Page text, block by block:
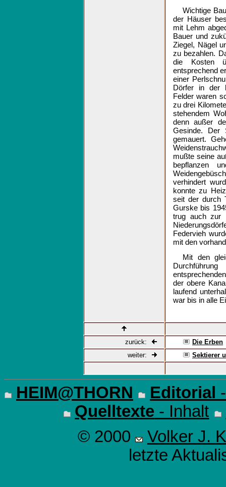
Wichtige
der Häuser
mit Lehm
Bauer und
Ziegel, Nägel
zu bezahlen.
die Kosten
entsprechend
einer
Dörfer in der
Felder waren
zu drei
stehendem
denn außer
Gesinde. Der
gemauert.
mußte seine
bepflanzen
verhindert
konnte zu
seit der durch
Gurske bis
trug auch zur
Federvieh
mit den
Mit den
der obere
laufend
war bis in alle
zurück:
Die Erben
weiter:
Sektierer
HEIM@THORN Editorial
Quelltexte - Inhalt
© 2000
Volker J.
letzte